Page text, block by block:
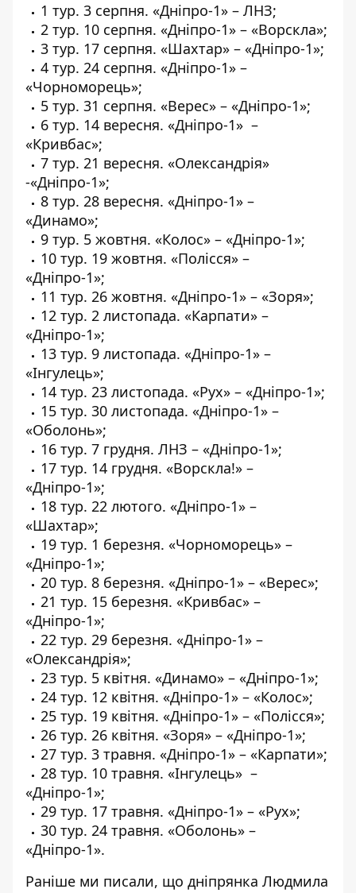
1 тур. 3 серпня. «Дніпро-1» – ЛНЗ;
2 тур. 10 серпня. «Дніпро-1» – «Ворскла»;
3 тур. 17 серпня. «Шахтар» – «Дніпро-1»;
4 тур. 24 серпня. «Дніпро-1» –
«Чорноморець»;
5 тур. 31 серпня. «Верес» – «Дніпро-1»;
6 тур. 14 вересня. «Дніпро-1» –
«Кривбас»;
7 тур. 21 вересня. «Олександрія»
-«Дніпро-1»;
8 тур. 28 вересня. «Дніпро-1» –
«Динамо»;
9 тур. 5 жовтня. «Колос» – «Дніпро-1»;
10 тур. 19 жовтня. «Полісся» –
«Дніпро-1»;
11 тур. 26 жовтня. «Дніпро-1» – «Зоря»;
12 тур. 2 листопада. «Карпати» –
«Дніпро-1»;
13 тур. 9 листопада. «Дніпро-1» –
«Інгулець»;
14 тур. 23 листопада. «Рух» – «Дніпро-1»;
15 тур. 30 листопада. «Дніпро-1» –
«Оболонь»;
16 тур. 7 грудня. ЛНЗ – «Дніпро-1»;
17 тур. 14 грудня. «Ворскла!» –
«Дніпро-1»;
18 тур. 22 лютого. «Дніпро-1» –
«Шахтар»;
19 тур. 1 березня. «Чорноморець» –
«Дніпро-1»;
20 тур. 8 березня. «Дніпро-1» – «Верес»;
21 тур. 15 березня. «Кривбас» –
«Дніпро-1»;
22 тур. 29 березня. «Дніпро-1» –
«Олександрія»;
23 тур. 5 квітня. «Динамо» – «Дніпро-1»;
24 тур. 12 квітня. «Дніпро-1» – «Колос»;
25 тур. 19 квітня. «Дніпро-1» – «Полісся»;
26 тур. 26 квітня. «Зоря» – «Дніпро-1»;
27 тур. 3 травня. «Дніпро-1» – «Карпати»;
28 тур. 10 травня. «Інгулець» –
«Дніпро-1»;
29 тур. 17 травня. «Дніпро-1» – «Рух»;
30 тур. 24 травня. «Оболонь» –
«Дніпро-1».
Раніше ми писали, що дніпрянка Людмила